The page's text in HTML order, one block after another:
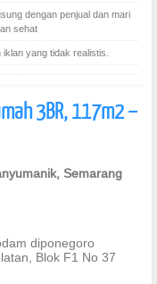
dengan penjual dan mari
sehat
yang tidak realistis.
3BR, 117m2 –
Semarang
diponegoro
Blok F1 No 37